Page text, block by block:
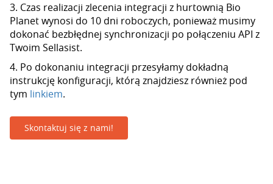
3. Czas realizacji zlecenia integracji z hurtownią Bio
Planet wynosi do 10 dni roboczych, ponieważ musimy
dokonać bezbłędnej synchronizacji po połączeniu API z
Twoim Sellasist.
4. Po dokonaniu integracji przesyłamy dokładną
instrukcję konfiguracji, którą znajdziesz również pod
tym linkiem.
Skontaktuj się z nami!